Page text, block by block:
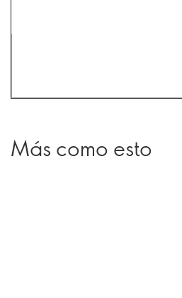
Más como esto